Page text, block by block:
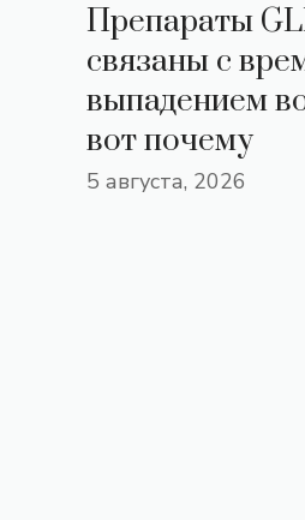
Препараты
связаны с
выпадением
вот почему
5 августа, 2026